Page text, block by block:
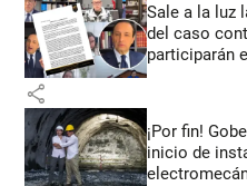
Sale a la luz
del caso
participarán
share
¡Por fin!
inicio de